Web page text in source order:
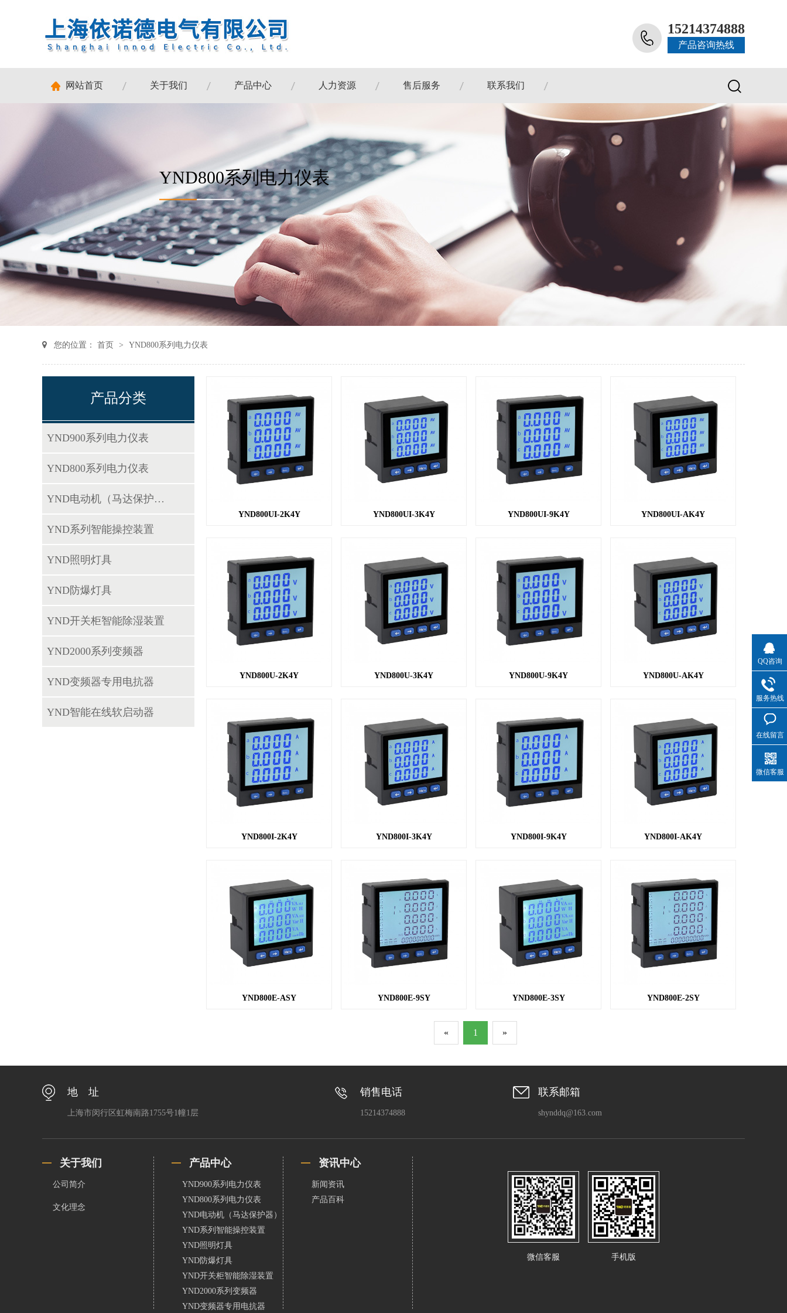
15214374888
产品咨询热线
网站首页 关于我们 产品中心 人力资源 售后服务 联系我们
YND800系列电力仪表
您的位置： 首页 > YND800系列电力仪表
产品分类
YND900系列电力仪表
YND800系列电力仪表
YND电动机（马达保护器）
YND系列智能操控装置
YND照明灯具
YND防爆灯具
YND开关柜智能除湿装置
YND2000系列变频器
YND变频器专用电抗器
YND智能在线软启动器
YND800UI-2K4Y YND800UI-3K4Y YND800UI-9K4Y YND800UI-AK4Y
YND800U-2K4Y YND800U-3K4Y YND800U-9K4Y YND800U-AK4Y
YND800I-2K4Y YND800I-3K4Y YND800I-9K4Y YND800I-AK4Y
YND800E-ASY YND800E-9SY YND800E-3SY YND800E-2SY
« 1 »
地 址
上海市闵行区虹梅南路1755号1幢1层
销售电话
15214374888
联系邮箱
shynddq@163.com
关于我们
公司简介
文化理念
产品中心
YND900系列电力仪表
YND800系列电力仪表
YND电动机（马达保护器）
YND系列智能操控装置
YND照明灯具
YND防爆灯具
YND开关柜智能除湿装置
YND2000系列变频器
YND变频器专用电抗器
资讯中心
新闻资讯
产品百科
微信客服 手机版
QQ咨询
服务热线
在线留言
微信客服